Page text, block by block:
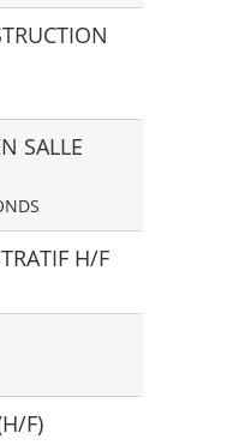
SALLE
H/F
F)